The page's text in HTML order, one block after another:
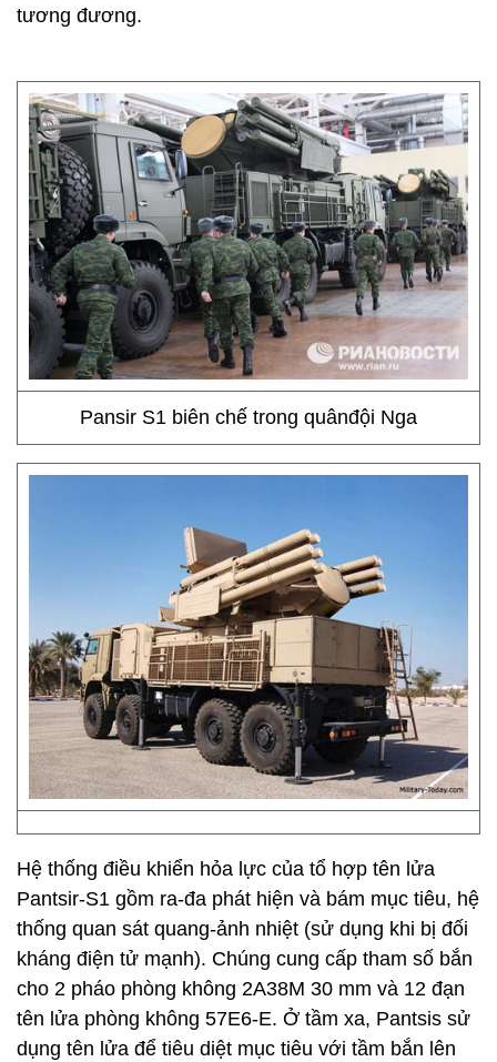
tương đương.
Pansir S1 biên chế trong quânđội Nga
Hệ thống điều khiển hỏa lực của tổ hợp tên lửa
Pantsir-S1 gồm ra-đa phát hiện và bám mục tiêu, hệ
thống quan sát quang-ảnh nhiệt (sử dụng khi bị đối
kháng điện tử mạnh). Chúng cung cấp tham số bắn
cho 2 pháo phòng không 2A38M 30 mm và 12 đạn
tên lửa phòng không 57E6-E. Ở tầm xa, Pantsis sử
dụng tên lửa để tiêu diệt mục tiêu với tầm bắn lên